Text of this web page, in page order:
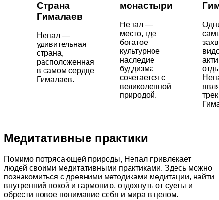
Страна
Гималаев
Непал —
удивительная
страна,
расположенная
в самом сердце
Гималаев.
монастыри
Непал —
место, где
богатое
культурное
наследие
буддизма
сочетается с
великолепной
природой.
Медитативные практики
Помимо потрясающей природы, Непал привлекает
людей своими медитативными практиками. Здесь можно
познакомиться с древними методиками медитации, найти
внутренний покой и гармонию, отдохнуть от суеты и
обрести новое понимание себя и мира в целом.